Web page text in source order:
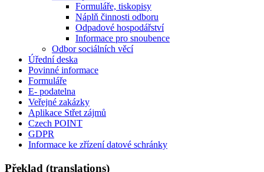
Formuláře, tiskopisy
Náplň činnosti odboru
Odpadové hospodářství
Informace pro snoubence
Odbor sociálních věcí
Úřední deska
Povinné informace
Formuláře
E- podatelna
Veřejné zakázky
Aplikace Střet zájmů
Czech POINT
GDPR
Informace ke zřízení datové schránky
Překlad (translations)